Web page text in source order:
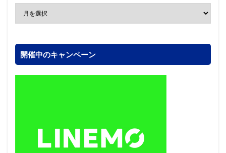
開催中のキャンペーン